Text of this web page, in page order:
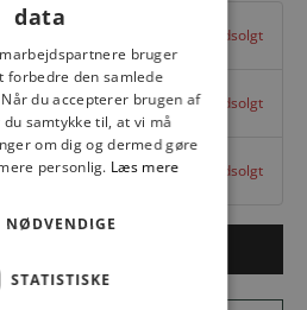
Udsolgt
Udsolgt
Udsolgt
data
bruger
forbedre den samlede
du accepterer brugen af
samtykke til, at vi må
om dig og dermed gøre
personlig. Læs mere
NØDVENDIGE
STATISTISKE